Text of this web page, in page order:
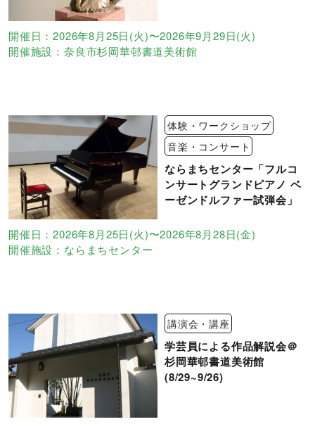
開催日：2026年8月25日(火)〜2026年9月29日(火)
開催施設：奈良市杉岡華邨書道美術館
体験・ワークショップ
音楽・コンサート
ならまちセンター「フルコ
ンサートグランドピアノ ベ
ーゼンドルファー試弾会」
開催日：2026年8月25日(火)〜2026年8月28日(金)
開催施設：ならまちセンター
講演会・講座
学芸員による作品解説会＠
杉岡華邨書道美術館
(8/29~9/26)